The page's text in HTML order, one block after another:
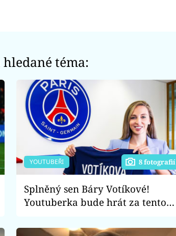
téma:
YOUTUBEŘI 8 fotografií
Splněný sen Báry Votíkové!
Youtuberka bude hrát za tento